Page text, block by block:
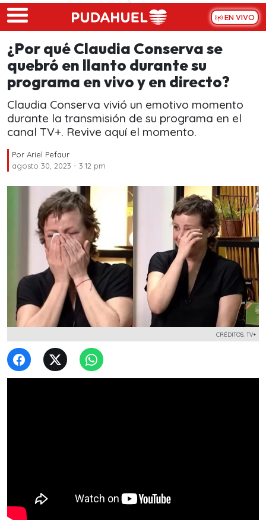
Skip to main content
EN VIVO
¿Por qué Claudia Conserva se
quebró en llanto durante su
programa en vivo y en directo?
Claudia Conserva vivió un emotivo momento
durante la transmisión de su programa en el
canal TV+. Revive aquí el momento.
Por Ariel Pefaur
agosto 30, 2023 - 3:12 pm
CRÉDITOS: TV+